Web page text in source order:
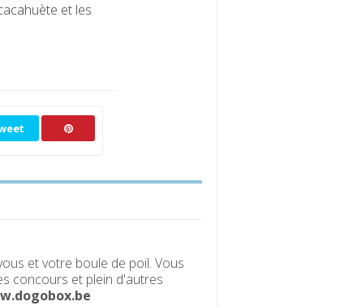
et les
et votre boule de poil. Vous
concours et plein d'autres